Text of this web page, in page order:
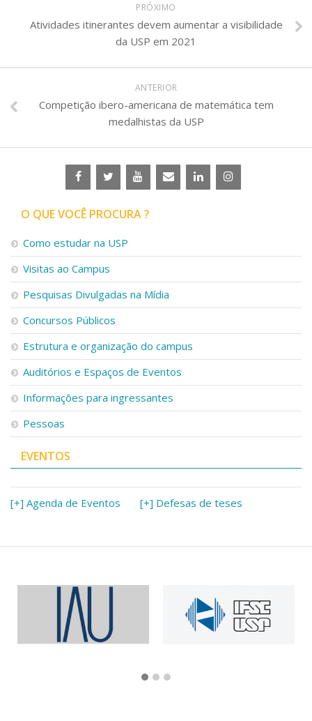
PRÓXIMO
Atividades itinerantes devem aumentar a visibilidade
da USP em 2021
ANTERIOR
Competição ibero-americana de matemática tem
medalhistas da USP
O QUE VOCÊ PROCURA ?
Como estudar na USP
Visitas ao Campus
Pesquisas Divulgadas na Mídia
Concursos Públicos
Estrutura e organização do campus
Auditórios e Espaços de Eventos
Informações para ingressantes
Pessoas
EVENTOS
[+] Agenda de Eventos [+] Defesas de teses